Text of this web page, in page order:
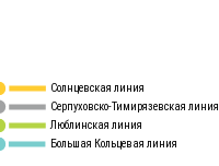
Солнцевская линия
Серпуховско-Тимирязевская линия
Люблинская линия
Большая Кольцевая линия